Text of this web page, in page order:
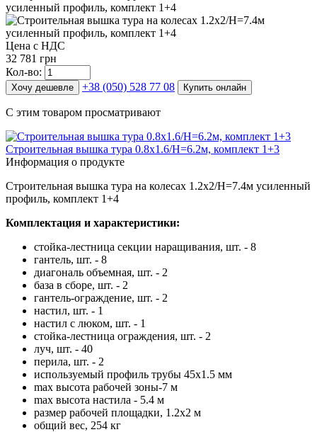
Цена с НДС
32 781 грн
Кол-во:
Хочу дешевле +38 (050) 528 77 08 Купить онлайн
С этим товаром просматривают
Строительная вышка тура 0.8х1.6/Н=6.2м, комплект 1+3
Информация о продукте
Строительная вышка тура на колесах 1.2х2/Н=7.4м усиленный
профиль, комплект 1+4
Комплектация и характеристики:
стойка-лестница секции наращивания, шт. - 8
гантель, шт. - 8
диагональ объемная, шт. - 2
база в сборе, шт. - 2
гантель-ограждение, шт. - 2
настил, шт. - 1
настил с люком, шт. - 1
стойка-лестница ограждения, шт. - 2
луч, шт. - 40
перила, шт. - 2
используемый профиль трубы 45х1.5 мм
max высота рабочей зоны-7 м
max высота настила - 5.4 м
размер рабочей площадки, 1.2х2 м
общий вес, 254 кг